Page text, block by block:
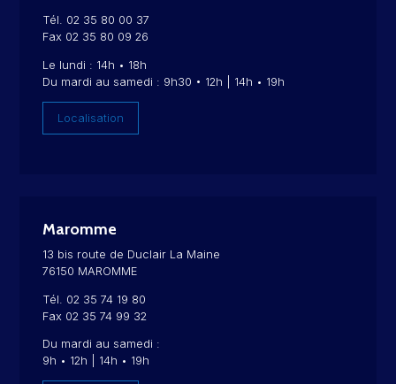
Tél. 02 35 80 00 37
Fax 02 35 80 09 26
Le lundi : 14h • 18h
Du mardi au samedi : 9h30 • 12h | 14h • 19h
Localisation
Maromme
13 bis route de Duclair La Maine
76150 MAROMME
Tél. 02 35 74 19 80
Fax 02 35 74 99 32
Du mardi au samedi :
9h • 12h | 14h • 19h